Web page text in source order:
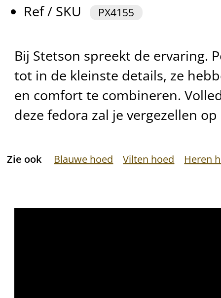
Ref / SKU
PX4155
Bij Stetson spreekt de ervaring.
tot in de kleinste details, ze
en comfort te combineren.
deze fedora zal je vergezellen
Zie ook Blauwe hoed Vilten hoed Heren